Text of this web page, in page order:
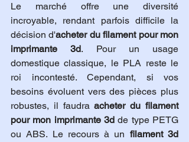
Le marché offre une diversité
incroyable, rendant parfois difficile la
décision d'acheter du filament pour mon
imprimante 3d. Pour un usage
domestique classique, le PLA reste le
roi incontesté. Cependant, si vos
besoins évoluent vers des pièces plus
robustes, il faudra acheter du filament
pour mon imprimante 3d de type PETG
ou ABS. Le recours à un filament 3d